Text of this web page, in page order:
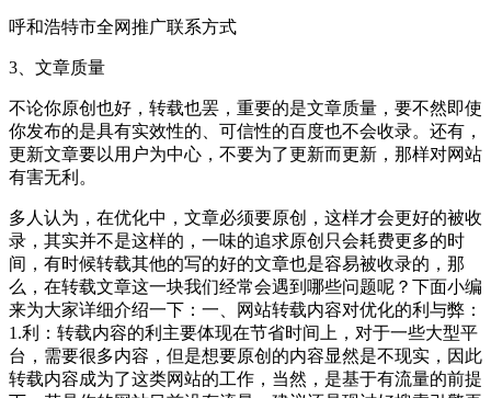
呼和浩特市全网推广联系方式
3、文章质量
不论你原创也好，转载也罢，重要的是文章质量，要不然即使
你发布的是具有实效性的、可信性的百度也不会收录。还有，
更新文章要以用户为中心，不要为了更新而更新，那样对网站
有害无利。
多人认为，在优化中，文章必须要原创，这样才会更好的被收
录，其实并不是这样的，一味的追求原创只会耗费更多的时
间，有时候转载其他的写的好的文章也是容易被收录的，那
么，在转载文章这一块我们经常会遇到哪些问题呢？下面小编
来为大家详细介绍一下：一、网站转载内容对优化的利与弊：
1.利：转载内容的利主要体现在节省时间上，对于一些大型平
台，需要很多内容，但是想要原创的内容显然是不现实，因此
转载内容成为了这类网站的工作，当然，是基于有流量的前提